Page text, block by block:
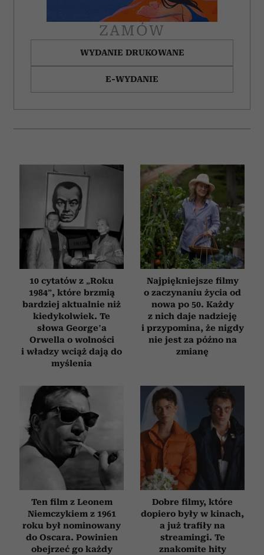
Partnerzy mogą połączyć te informacje z innymi danymi
otrzymanymi od Ciebie lub uzyskanymi podczas
korzystania z ich usług.
ZAMÓW
WYDANIE DRUKOWANE
E-WYDANIE
10 cytatów z „Roku
1984”, które brzmią
bardziej aktualnie niż
kiedykolwiek. Te
słowa George’a
Orwella o wolności
i władzy wciąż dają do
myślenia
Najpiękniejsze filmy
o zaczynaniu życia od
nowa po 50. Każdy
z nich daje nadzieję
i przypomina, że nigdy
nie jest za późno na
zmianę
Ten film z Leonem
Niemczykiem z 1961
roku był nominowany
do Oscara. Powinien
obejrzeć go każdy
Dobre filmy, które
dopiero były w kinach,
a już trafiły na
streamingi. Te
znakomite hity